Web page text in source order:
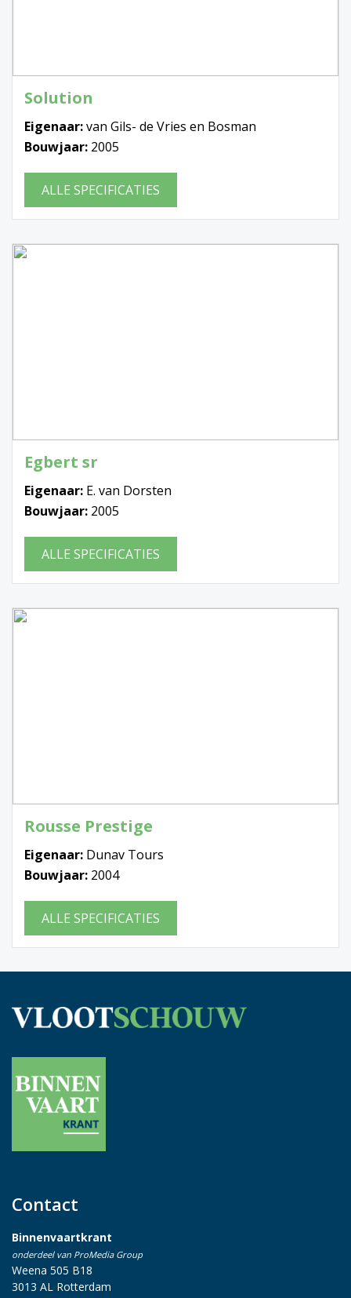
Solution
Eigenaar:van Gils- de Vries en Bosman
Bouwjaar: 2005
ALLE SPECIFICATIES
Egbert sr
Eigenaar: E. van Dorsten
Bouwjaar: 2005
ALLE SPECIFICATIES
Rousse Prestige
Eigenaar: Dunav Tours
Bouwjaar: 2004
ALLE SPECIFICATIES
Contact
Binnenvaartkrant
onderdeel van ProMedia Group
Weena 505 B18
3013 AL Rotterdam